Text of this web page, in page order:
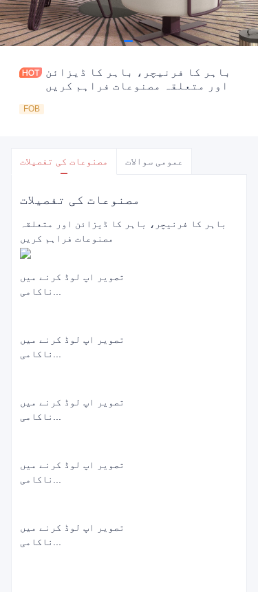
باہر کا فرنیچر، باہر کا ڈیزائن
اور متعلقہ مصنوعات فراہم کریں
FOB
مصنوعات کی تفصیلات عمومی سوالات
مصنوعات کی تفصیلات
باہر کا فرنیچر، باہر کا ڈیزائن اور متعلقہ
مصنوعات فراہم کریں
تصویر اپ لوڈ کرنے میں
تصویر اپ لوڈ کرنے میں
تصویر اپ لوڈ کرنے میں
تصویر اپ لوڈ کرنے میں
تصویر اپ لوڈ کرنے میں